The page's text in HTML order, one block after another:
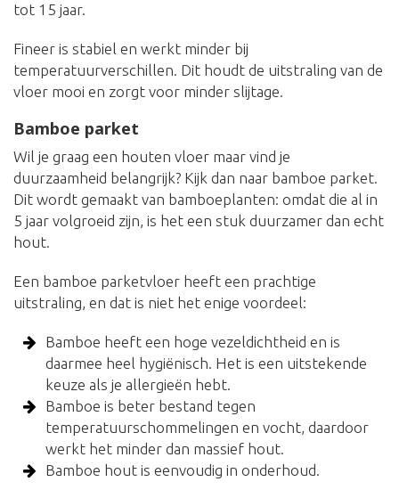
tot 15 jaar.
Fineer is stabiel en werkt minder bij
temperatuurverschillen. Dit houdt de uitstraling van de
vloer mooi en zorgt voor minder slijtage.
Bamboe parket
Wil je graag een houten vloer maar vind je
duurzaamheid belangrijk? Kijk dan naar bamboe parket.
Dit wordt gemaakt van bamboeplanten: omdat die al in
5 jaar volgroeid zijn, is het een stuk duurzamer dan echt
hout.
Een bamboe parketvloer heeft een prachtige
uitstraling, en dat is niet het enige voordeel:
Bamboe heeft een hoge vezeldichtheid en is
daarmee heel hygiënisch. Het is een uitstekende
keuze als je allergieën hebt.
Bamboe is beter bestand tegen
temperatuurschommelingen en vocht, daardoor
werkt het minder dan massief hout.
Bamboe hout is eenvoudig in onderhoud.